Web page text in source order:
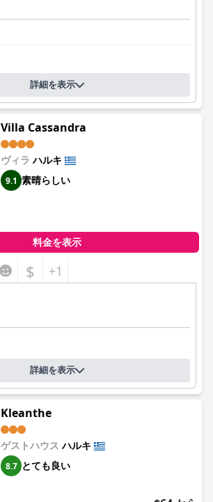
詳細を表示
Villa Cassandra
ヴィラハルキ
9.1 素晴らしい
料金を表示
$ +1
詳細を表示
Kleanthe
ゲストハウスハルキ
8.7 とても良い